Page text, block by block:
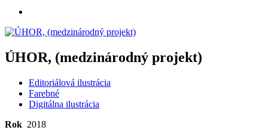
ÚHOR, (medzinárodný projekt)
Editoriálová ilustrácia
Farebné
Digitálna ilustrácia
Rok 2018